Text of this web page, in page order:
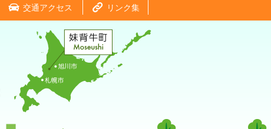
交通アクセス リンク集